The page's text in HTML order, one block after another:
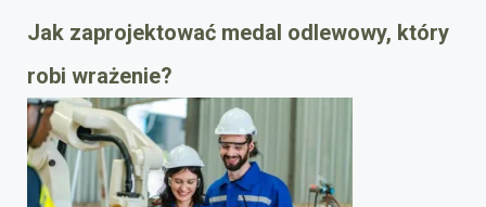
Jak zaprojektować medal odlewowy, który
robi wrażenie?